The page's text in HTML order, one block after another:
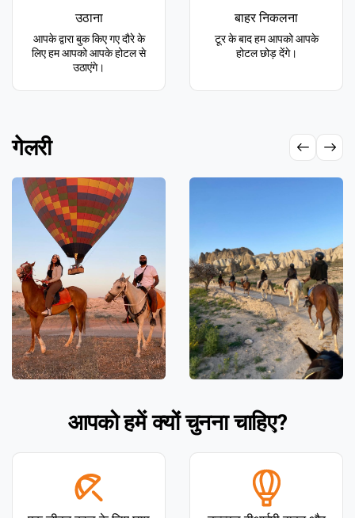
उठाना
आपके द्वारा बुक किए गए दौरे के
लिए हम आपको आपके होटल से
उठाएंगे।
बाहर निकलना
टूर के बाद हम आपको आपके
होटल छोड़ देंगे।
गेलरी
आपको हमें क्यों चुनना चाहिए?